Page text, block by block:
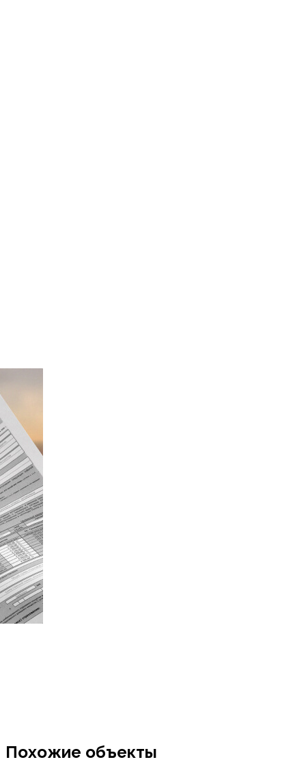
Похожие объекты